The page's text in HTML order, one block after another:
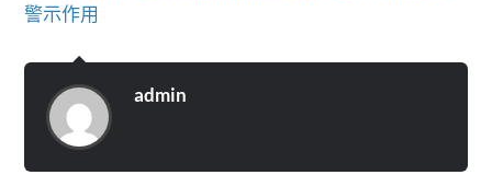
警示作用
admin